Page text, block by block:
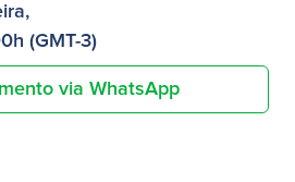
(GMT-3)
via WhatsApp